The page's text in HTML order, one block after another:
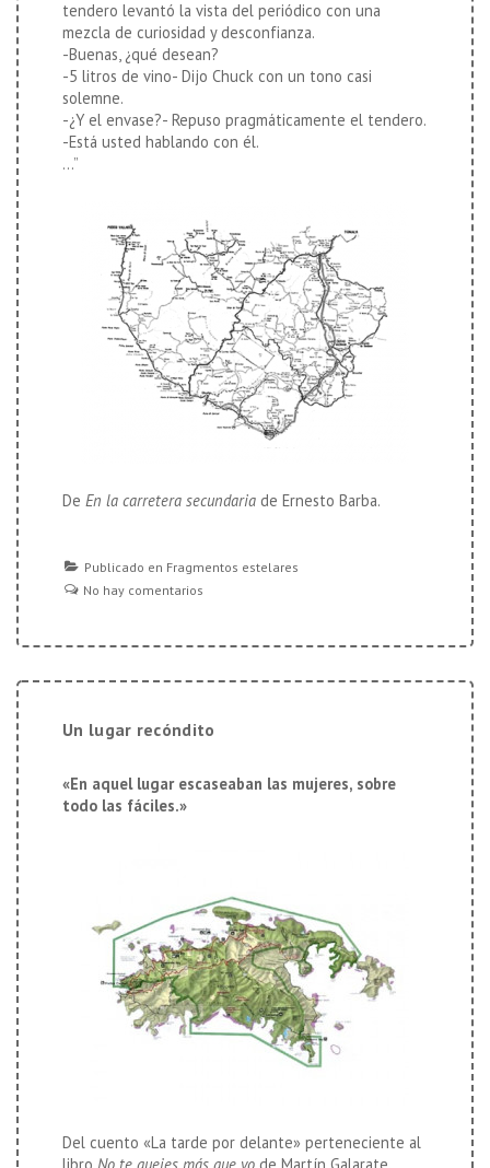
tendero levantó la vista del periódico con una
mezcla de curiosidad y desconfianza.
-Buenas, ¿qué desean?
-5 litros de vino- Dijo Chuck con un tono casi
solemne.
-¿Y el envase?- Repuso pragmáticamente el tendero.
-Está usted hablando con él.
…”
De En la carretera secundaria de Ernesto Barba.
Publicado en Fragmentos estelares
No hay comentarios
Un lugar recóndito
«En aquel lugar escaseaban las mujeres, sobre
todo las fáciles.»
Del cuento «La tarde por delante» perteneciente al